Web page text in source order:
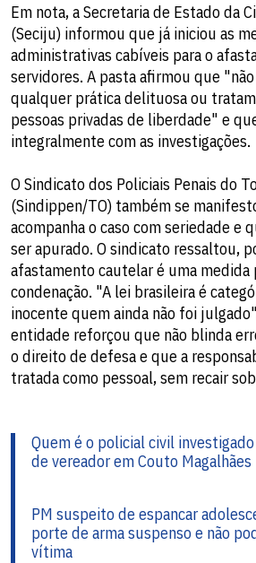
Em nota, a Secretaria de Estado da
(Seciju) informou que já iniciou as
administrativas cabíveis para o
servidores. A pasta afirmou que
qualquer prática delituosa ou
pessoas privadas de liberdade" e
integralmente com as investigações.
O Sindicato dos Policiais Penais do
(Sindippen/TO) também se
acompanha o caso com seriedade e
ser apurado. O sindicato ressaltou,
afastamento cautelar é uma medida
condenação. "A lei brasileira é
inocente quem ainda não foi
entidade reforçou que não blinda
o direito de defesa e que a
tratada como pessoal, sem recair
Quem é o policial civil
de vereador em Couto Magalhães
PM suspeito de espancar
porte de arma suspenso e não
vítima